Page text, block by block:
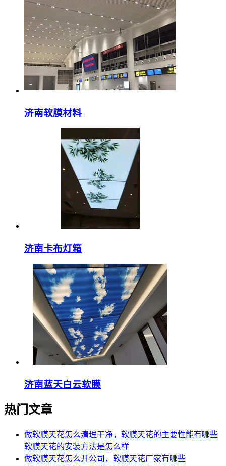
济南软膜材料
济南卡布灯箱
济南蓝天白云软膜
热门文章
做软膜天花怎么清理干净，软膜天花的主要性能有哪些
软膜天花的安装方法是怎么样
做软膜天花怎么开公司，软膜天花厂家有哪些